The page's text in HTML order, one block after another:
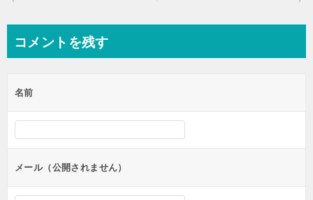
ビ
ー
シ
ョ
ン
コメントを残す
名前
メール（公開されません）